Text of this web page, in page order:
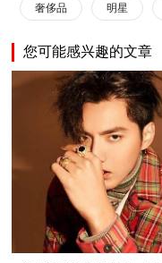
奢侈品 明星
您可能感兴趣的文章